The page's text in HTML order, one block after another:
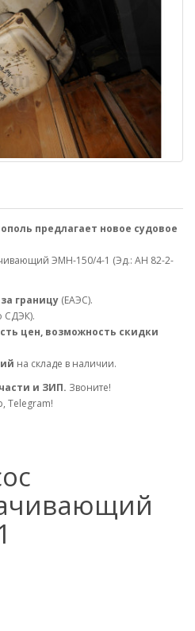
предлагает новое судовое
ЭМН-150/4-1 (Эд.: АН 82-2-
границу (ЕАЭС).
СДЭК).
цен, возможность скидки
на складе в наличии.
и ЗИП. Звоните!
Telegram!